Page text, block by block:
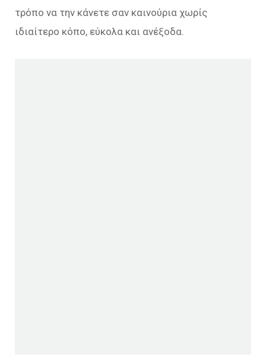
τρόπο να την κάνετε σαν καινούρια χωρίς
ιδιαίτερο κόπο, εύκολα και ανέξοδα.